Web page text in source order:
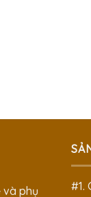
và phụ #1.